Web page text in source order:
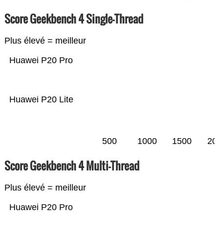
Score Geekbench 4 Single-Thread
Plus élevé = meilleur
Huawei P20 Lite
Huawei P20 Pro
500 1000 1500
Score Geekbench 4 Multi-Thread
Plus élevé = meilleur
Huawei P20 Pro